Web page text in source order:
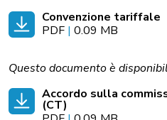
Convenzione tariffale
PDF | 0.09 MB
Questo documento è
Accordo sulla
(CT)